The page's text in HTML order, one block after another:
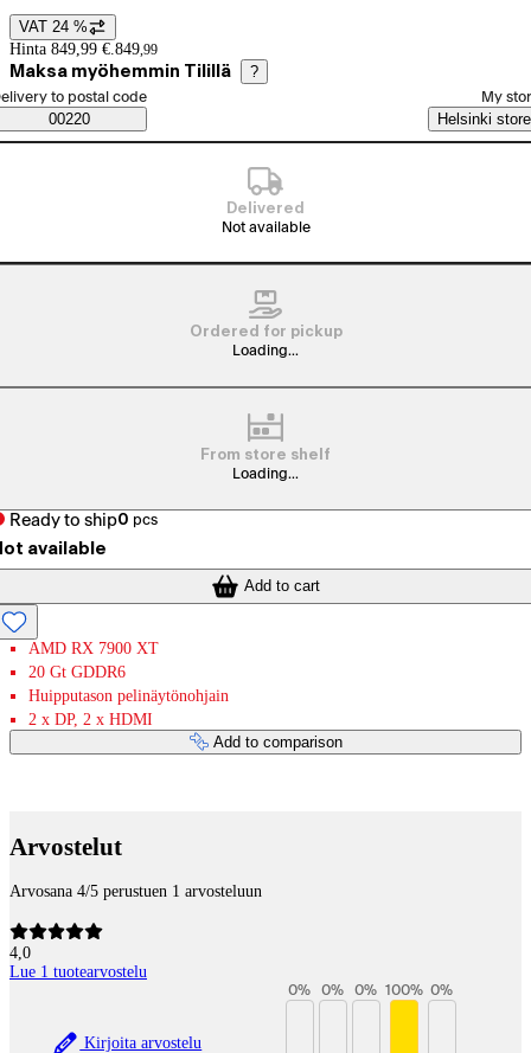
Price details
VAT 24 %
Hinta 849,99 €. 849,99
Maksa myöhemmin Tilillä ?
Saatavuustiedot
order method
to postal code
00220
My
Helsinki store
Delivered
Not available
Ordered for pickup
Loading...
From store shelf
Loading...
Ready to ship0 pcs
available
Add to cart
AMD RX 7900 XT
20 Gt GDDR6
Huipputason pelinäytönohjain
2 x DP, 2 x HDMI
Add to comparison
Arvostelut
Arvosana 4/5 perustuen 1 arvosteluun
4,0
Lue 1 tuotearvostelu
Kirjoita arvostelu
0% 0% 0% 100% 0%